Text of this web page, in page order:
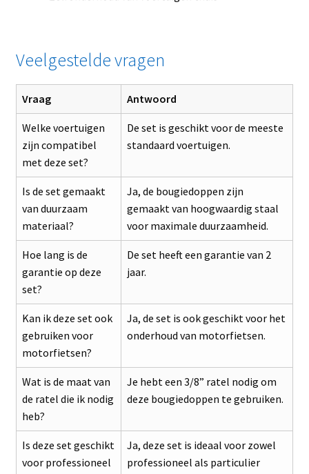
Veelgestelde vragen
Vraag Antwoord
Welke voertuigen
zijn compatibel
met deze set?
De set is geschikt voor de meeste
standaard voertuigen.
Is de set gemaakt
van duurzaam
materiaal?
Ja, de bougiedoppen zijn
gemaakt van hoogwaardig staal
voor maximale duurzaamheid.
Hoe lang is de
garantie op deze
set?
De set heeft een garantie van 2
jaar.
Kan ik deze set ook
gebruiken voor
motorfietsen?
Ja, de set is ook geschikt voor het
onderhoud van motorfietsen.
Wat is de maat van
de ratel die ik nodig
heb?
Je hebt een 3/8” ratel nodig om
deze bougiedoppen te gebruiken.
Is deze set geschikt
voor professioneel
Ja, deze set is ideaal voor zowel
professioneel als particulier